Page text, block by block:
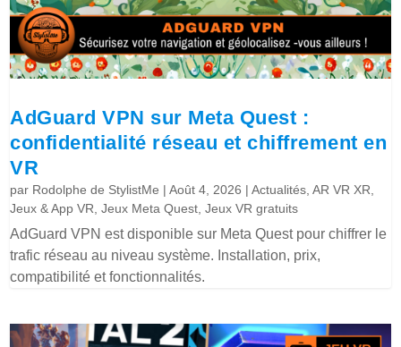
AdGuard VPN sur Meta Quest :
confidentialité réseau et chiffrement en
VR
par Rodolphe de StylistMe |Août 4, 2026 |Actualités ,AR VR XR
Jeux & App VR ,Jeux Meta Quest ,Jeux VR gratuits
AdGuard VPN est disponible sur Meta Quest pour chiffrer le
trafic réseau au niveau système. Installation, prix,
compatibilité et fonctionnalités.